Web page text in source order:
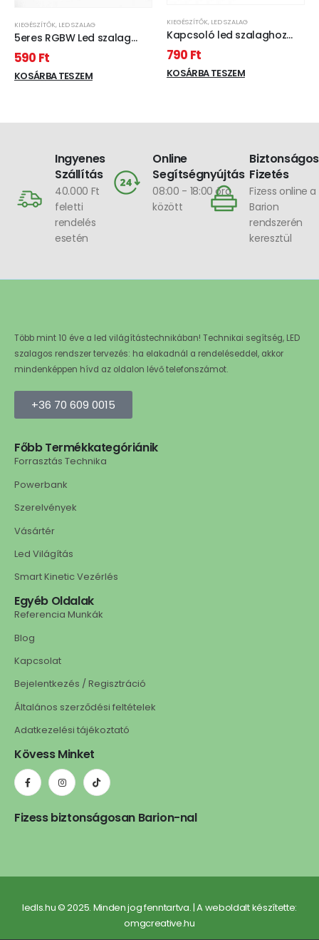
KIEGÉSZÍTŐK, LED SZALAG
5eres RGBW Led szalag
vezeték 12V
590 Ft
KOSÁRBA TESZEM
KIEGÉSZÍTŐK, LED SZALAG
Kapcsoló led szalaghoz
apa-anya
790 Ft
KOSÁRBA TESZEM
Ingyenes
Szállítás
40.000 Ft
feletti
rendelés
esetén
Online
Segítségnyújtás
08:00 - 18:00 óra
között
Biztonságos
Fizetés
Fizess online a
Barion
rendszerén
keresztül
Több mint 10 éve a led világítástechnikában! Technikai segítség, LED
szalagos rendszer tervezés: ha elakadnál a rendeléseddel, akkor
mindenképpen hívd az oldalon lévő telefonszámot.
+36 70 609 0015
Főbb Termékkategóriánik
Forrasztás Technika
Powerbank
Szerelvények
Vásártér
Led Világítás
Smart Kinetic Vezérlés
Egyéb Oldalak
Referencia Munkák
Blog
Kapcsolat
Bejelentkezés / Regisztráció
Általános szerződési feltételek
Adatkezelési tájékoztató
Kövess Minket
Fizess biztonságosan Barion-nal
ledls.hu © 2025. Minden jog fenntartva. | A weboldalt készítette:
omgcreative.hu